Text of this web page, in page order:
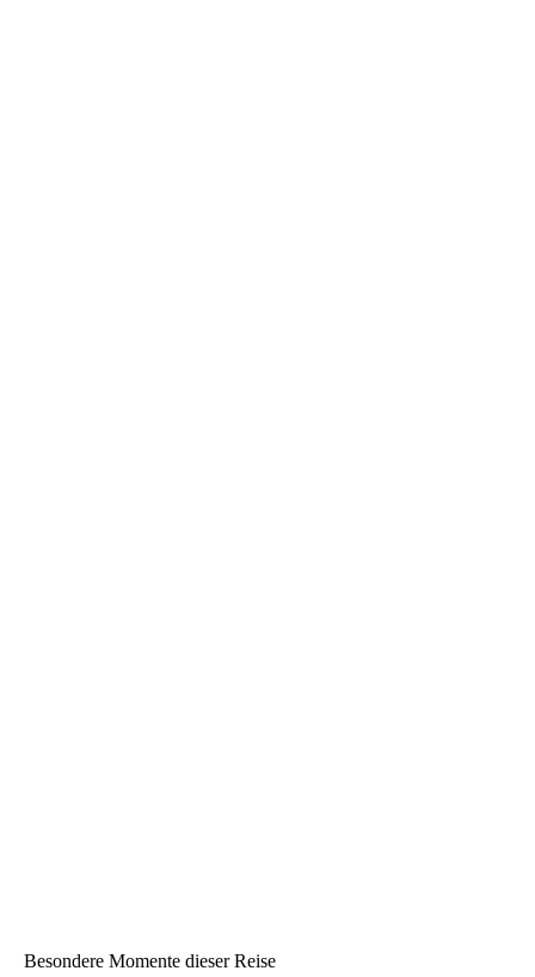
Besondere Momente dieser Reise